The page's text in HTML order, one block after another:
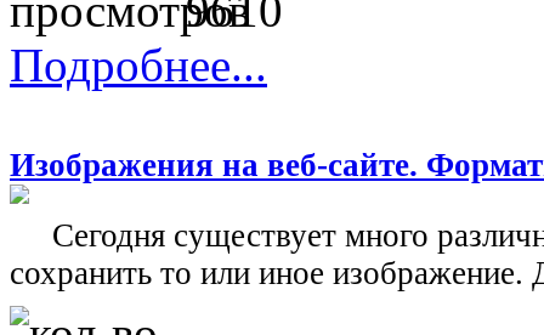
9610
Подробнее...
Изображения на веб-сайте.
Сегодня существует много
сохранить то или иное